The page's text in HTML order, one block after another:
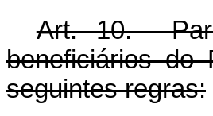
Art. 10.
beneficiários do
seguintes regras: